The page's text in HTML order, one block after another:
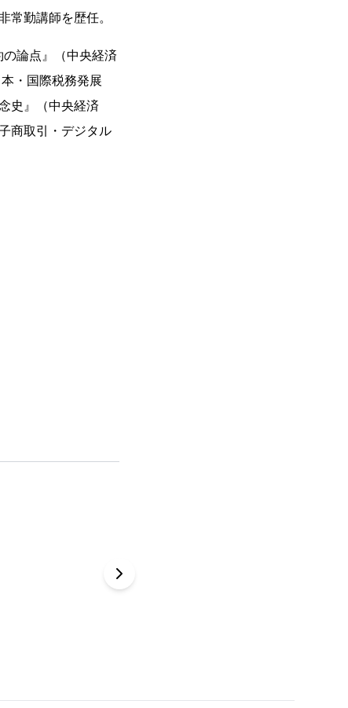
勤講師を歴任。
論点』（中央経済
・国際税務発展
史』（中央経済
商取引・デジタル